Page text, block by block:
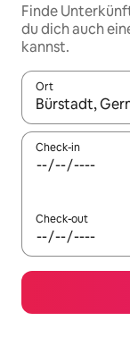
Finde
du dich auch
kannst.
Ort
Wenn
Check-in
Check-out